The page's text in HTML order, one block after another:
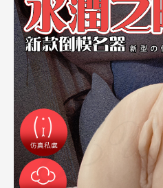
提
防
詐
騙
電
話
或
簡
訊